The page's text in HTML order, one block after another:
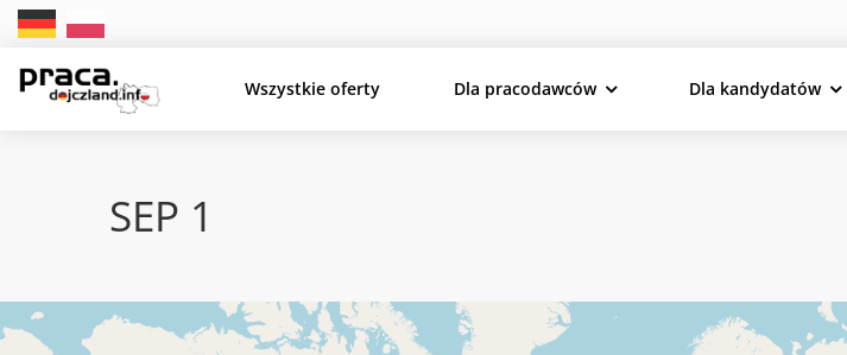
Wszystkie oferty Dla pracodawców Dla kandydatów
SEP 1